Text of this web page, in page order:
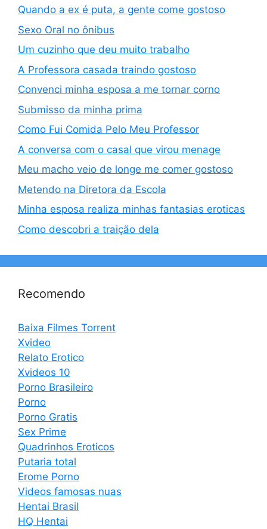
Quando a ex é puta, a gente come gostoso
Sexo Oral no ônibus
Um cuzinho que deu muito trabalho
A Professora casada traindo gostoso
Convenci minha esposa a me tornar corno
Submisso da minha prima
Como Fui Comida Pelo Meu Professor
A conversa com o casal que virou menage
Meu macho veio de longe me comer gostoso
Metendo na Diretora da Escola
Minha esposa realiza minhas fantasias eroticas
Como descobri a traição dela
Recomendo
Baixa Filmes Torrent
Xvideo
Relato Erotico
Xvideos 10
Porno Brasileiro
Porno
Porno Gratis
Sex Prime
Quadrinhos Eroticos
Putaria total
Erome Porno
Videos famosas nuas
Hentai Brasil
HQ Hentai